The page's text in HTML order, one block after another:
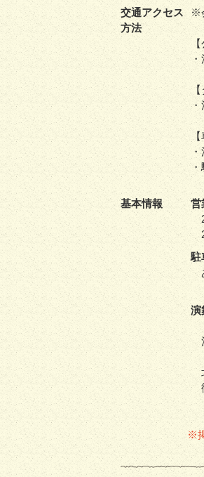
交通アクセス
方法
※
【
・
基本情報
営
駐
演
※